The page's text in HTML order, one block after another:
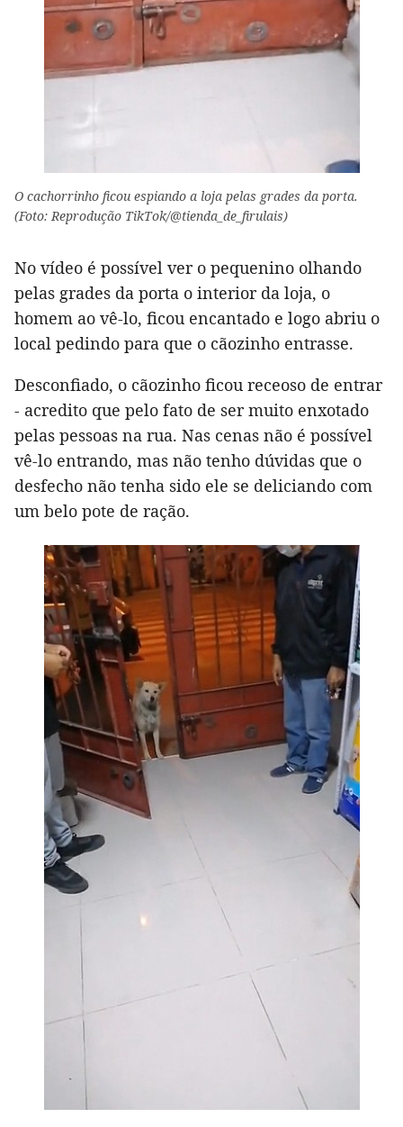
O cachorrinho ficou espiando a loja pelas grades da porta.
(Foto: Reprodução TikTok/@tienda_de_firulais)
No vídeo é possível ver o pequenino olhando
pelas grades da porta o interior da loja, o
homem ao vê-lo, ficou encantado e logo abriu o
local pedindo para que o cãozinho entrasse.
Desconfiado, o cãozinho ficou receoso de entrar
- acredito que pelo fato de ser muito enxotado
pelas pessoas na rua. Nas cenas não é possível
vê-lo entrando, mas não tenho dúvidas que o
desfecho não tenha sido ele se deliciando com
um belo pote de ração.